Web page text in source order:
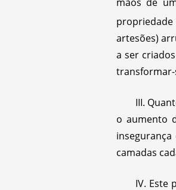
artesões)
a ser
transformar-
III.
o aumento
camadas
IV. Este